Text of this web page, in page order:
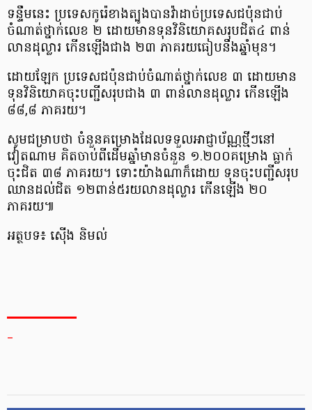
ទន្ទឹម​នេះ ប្រទេស​កូរ៉េ​ខាងត្បូង​បាន​វ៉ា​ដាច់​ប្រទេស​ជប៉ុន​ជាប់​
ចំណាត់ថ្នាក់​លេខ ២ ដោយ​មាន​ទុន​វិនិយោគ​សរុប​ជិត​៤ ពាន់​
លាន​ដុល្លារ កើនឡើង​ជាង ២៣ ភាគរយ​ធៀប​នឹង​ឆ្នាំ​មុន​។
ដោយឡែក ប្រទេស​ជប៉ុន​ជាប់​ចំណាត់ថ្នាក់​លេខ ៣ ដោយ​មាន​
ទុន​វិនិយោគ​ចុះបញ្ជី​សរុប​ជាង ៣ ពាន់​លាន​ដុល្លារ កើនឡើង
៨៨,៨ ភាគរយ​។
សូម​ជម្រាប​ថា ចំនួន​គម្រោង​ដែល​ទទួល​អាជ្ញាប័ណ្ណ​ថ្មី​ៗ​នៅ​
វៀតណាម គិត​ចាប់ពី​ដើមឆ្នាំ​មាន​ចំនួន ១.២០០​គម្រោង ធ្លាក់​
ចុះ​ជិត ៣៨ ភាគរយ​។ ទោះ​យ៉ាងណា​ក៏​ដោយ ទុន​ចុះបញ្ជី​សរុប​
ឈាន​ដល់​ជិត ១២​ពាន់​៥​រយ​លាន​ដុល្លារ កើនឡើង ២០
ភាគរយ​៕
អត្ថបទ៖ ស៊ើង និមល់
_